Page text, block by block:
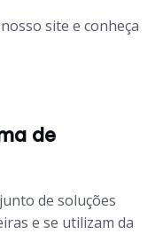
site e conheça
de
de soluções
e se utilizam da